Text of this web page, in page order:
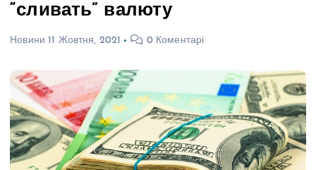
“сливать” валюту
Новини 11 Жовтня, 2021 0 Коментарі